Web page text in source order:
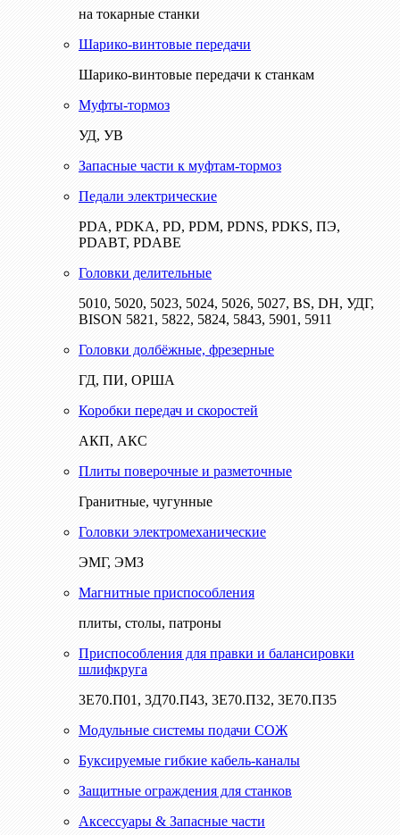
на токарные станки
Шарико-винтовые передачи
Шарико-винтовые передачи к станкам
Муфты-тормоз
УД, УВ
Запасные части к муфтам-тормоз
Педали электрические
PDA, PDKA, PD, PDM, PDNS, PDKS, ПЭ,
PDABT, PDABE
Головки делительные
5010, 5020, 5023, 5024, 5026, 5027, BS, DH, УДГ,
BISON 5821, 5822, 5824, 5843, 5901, 5911
Головки долбёжные, фрезерные
ГД, ПИ, ОРША
Коробки передач и скоростей
АКП, АКС
Плиты поверочные и разметочные
Гранитные, чугунные
Головки электромеханические
ЭМГ, ЭМЗ
Магнитные приспособления
плиты, столы, патроны
Приспособления для правки и балансировки
шлифкруга
3Е70.П01, 3Д70.П43, 3Е70.П32, 3Е70.П35
Модульные системы подачи СОЖ
Буксируемые гибкие кабель-каналы
Защитные ограждения для станков
Аксессуары & Запасные части